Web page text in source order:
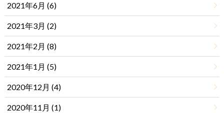
2021年6月 (6)
2021年3月 (2)
2021年2月 (8)
2021年1月 (5)
2020年12月 (4)
2020年11月 (1)